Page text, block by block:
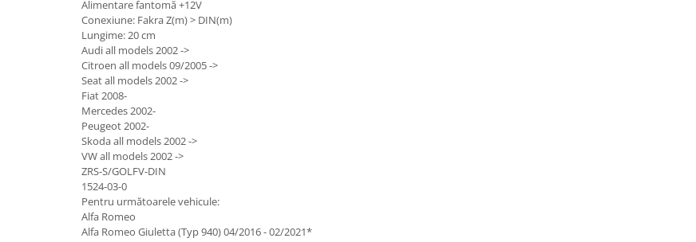
Consumabile Service
Instrumente Atelier
Set clipsuri auto de plastic
Piese si accesorii
Amortizoare hayon
Accesorii auto
Incalzire scaune
Stergatoare auto
Paravanturi auto
Lumini ambientale
Alimentare fantomă +12V
Conexiune: Fakra Z(m) > DIN(m)
Lungime: 20 cm
Audi all models 2002 ->
Citroen all models 09/2005 ->
Seat all models 2002 ->
Fiat 2008-
Mercedes 2002-
Peugeot 2002-
Skoda all models 2002 ->
VW all models 2002 ->
ZRS-S/GOLFV-DIN
1524-03-0
Pentru următoarele vehicule:
Alfa Romeo
Alfa Romeo Giuletta (Typ 940) 04/2016 - 02/2021*